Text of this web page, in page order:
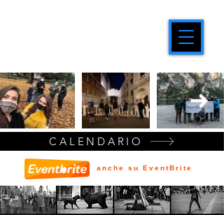
CALENDARIO
anche su EventBrite